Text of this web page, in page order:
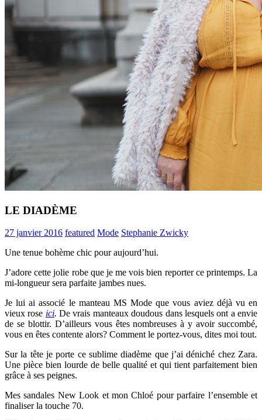
LE DIADÈME
27 janvier 2016 featured Mode Stephanie Zwicky
Une tenue bohème chic pour aujourd’hui.
J’adore cette jolie robe que je me vois bien reporter ce printemps. La
mi-longueur sera parfaite jambes nues.
Je lui ai associé le manteau MS Mode que vous aviez déjà vu en
vieux rose ici.De vrais manteaux doudous dans lesquels ont a envie
de se blottir. D’ailleurs vous êtes nombreuses à y avoir succombé,
vous en êtes contente alors? Comment le portez-vous, dites moi tout.
Sur la tête je porte ce sublime diadème que j’ai déniché chez Zara.
Une pièce bien lourde de belle qualité et qui tient parfaitement bien
grâce à ses peignes.
Mes sandales New Look et mon Chloé pour parfaire l’ensemble et
finaliser la touche 70.